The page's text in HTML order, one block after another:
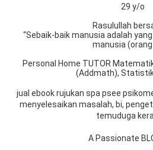
29 y/o
Rasulullah
“Sebaik-baik manusia adalah
manusia (orang
Personal Home TUTOR
(Addmath),
jual ebook rujukan spa psee
menyelesaikan masalah, bi,
temuduga
A Passionate